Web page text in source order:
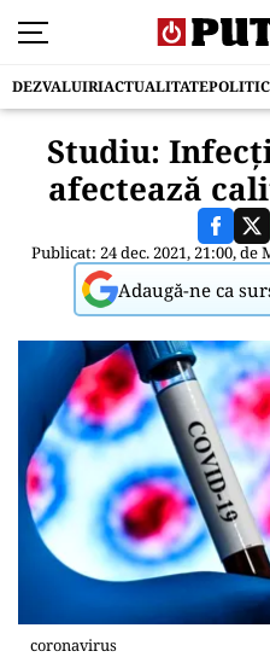
DEZVALUIRIACTUALITATE
Studiu:
afectează
Publicat: 24 dec. 2021, 21:00, de
Adaugă-ne ca
coronavirus